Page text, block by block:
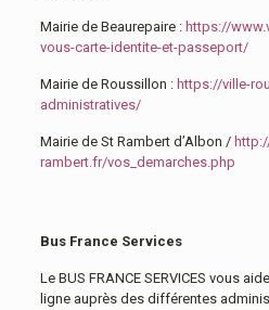
Mairie de Beaurepaire : https://
vous-carte-identite-et-passeport/
Mairie de Roussillon : https://ville-
administratives/
Mairie de St Rambert d’Albon /
rambert.fr/vos_demarches.php
Bus France Services
Le BUS FRANCE SERVICES vous
ligne auprès des différentes